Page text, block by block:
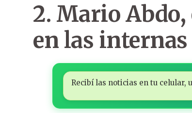
2. Mario
en las internas
Recibí las noticias en tu celular,